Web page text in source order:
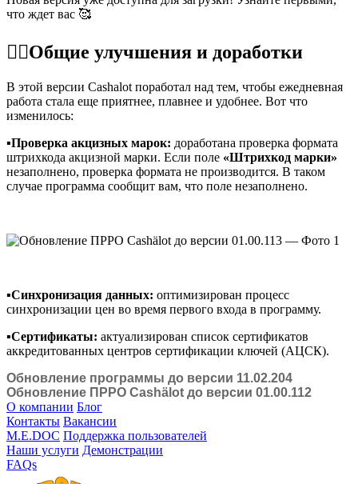
что ждет вас 🥰
☝🏻Общие улучшения и доработки
В этой версии Cashalot поработал над тем, чтобы ежедневная
работа стала еще приятнее, плавнее и удобнее. Вот что
изменилось:
▪️Проверка акцизных марок: доработана проверка формата
штрихкода акцизной марки. Если поле «Штрихкод марки»
незаполнено, проверка формата не производится. В таком
случае программа сообщит вам, что поле незаполнено.
▪️Синхронизация данных: оптимизирован процесс
синхронизации цен во время первого входа в программу.
▪️Сертификаты: актуализирован список сертификатов
аккредитованных центров сертификации ключей (АЦСК).
Обновление программы до версии 11.02.204
Обновление ПРРО Cashӓlot до версии 01.00.112
О компании Блог
Контакты Вакансии
M.E.DOC Поддержка пользователей
Наши услуги Демонстрации
FAQs